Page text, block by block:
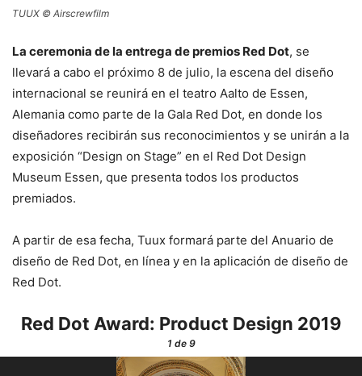
TUUX © Airscrewfilm
La ceremonia de la entrega de premios Red Dot, se
llevará a cabo el próximo 8 de julio, la escena del diseño
internacional se reunirá en el teatro Aalto de Essen,
Alemania como parte de la Gala Red Dot, en donde los
diseñadores recibirán sus reconocimientos y se unirán a la
exposición “Design on Stage” en el Red Dot Design
Museum Essen, que presenta todos los productos
premiados.
A partir de esa fecha, Tuux formará parte del Anuario de
diseño de Red Dot, en línea y en la aplicación de diseño de
Red Dot.
Red Dot Award: Product Design 2019
1de 9